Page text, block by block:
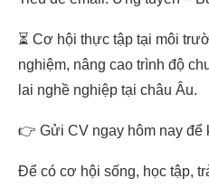
⏳ Cơ hội thực tập tại môi
nghiệm, nâng cao trình độ
lai nghề nghiệp tại châu Âu.
👉 Gửi CV ngay hôm nay để
Để có cơ hội sống, học tập,